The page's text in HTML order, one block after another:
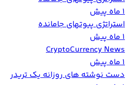
1 ماه پیش
استراتژی پیوتهای جامانده
1 ماه پیش
CryptoCurrency News
1 ماه پیش
دست نوشته های روزانه یک تریدر